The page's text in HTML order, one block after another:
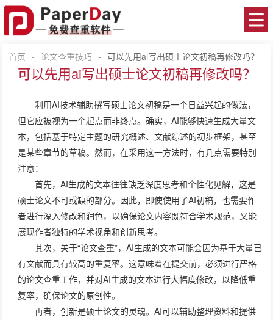
首页 - 论文查重技巧 - 可以先用ai写出硕士论文初稿再修改吗？
可以先用ai写出硕士论文初稿再修改吗？
利用AI技术辅助撰写硕士论文初稿是一个日益兴起的做法，
但它应被视为一个起点而非终点。确实，AI能够快速生成大量文
本，包括基于特定主题的研究概述、文献综述的初步框架，甚至
是某些章节的草稿。然而，在采用这一方法时，有几点需要特别
注意：
首先，AI生成的文本往往缺乏深度思考和个性化见解，这是
硕士论文不可或缺的部分。因此，即使使用了AI初稿，也需要作
者进行深入修改和润色，以确保论文内容既符合学术规范，又能
展现作者独特的学术视角和创新思考。
其次，关于“论文查重”，AI生成的文本可能会因为基于大量已
有文献而具有较高的重复率。这意味着在提交前，必须进行严格
的论文查重工作，并对AI生成的文本进行大幅度修改，以降低重
复率，确保论文的原创性。
再者，创新是硕士论文的灵魂。AI可以辅助整理资料和提供